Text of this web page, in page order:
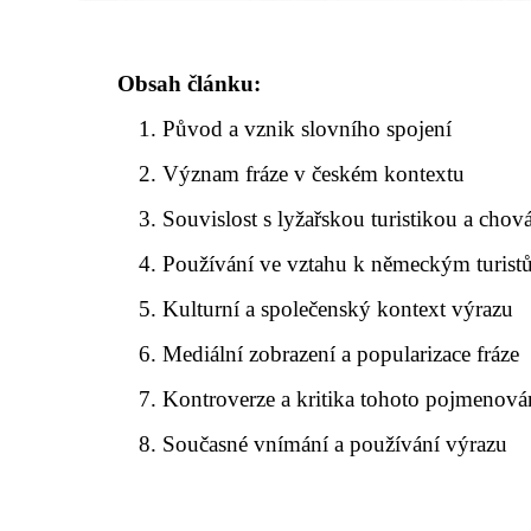
Obsah článku:
Původ a vznik slovního spojení
Význam fráze v českém kontextu
Souvislost s lyžařskou turistikou a
Používání ve vztahu k německým
Kulturní a společenský kontext výrazu
Mediální zobrazení a popularizace fráze
Kontroverze a kritika tohoto
Současné vnímání a používání výrazu